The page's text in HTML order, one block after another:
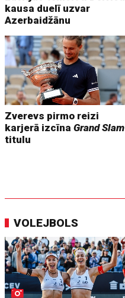
kausa duelī uzvar
Azerbaidžānu
Zverevs pirmo reizi
karjerā izcīnaGrand Slam
titulu
VOLEJBOLS